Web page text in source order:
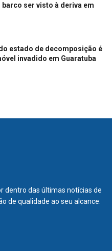
ser visto à deriva em
estado de decomposição é
invadido em Guaratuba
dentro das últimas notícias de
de qualidade ao seu alcance.